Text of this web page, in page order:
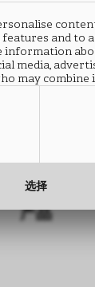
产品
and to
information
media,
may
your use of
选择